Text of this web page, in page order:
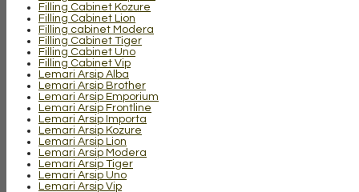
Filling Cabinet Kozure
Filling Cabinet Lion
Filling cabinet Modera
Filling Cabinet Tiger
Filling Cabinet Uno
Filling Cabinet Vip
Lemari Arsip Alba
Lemari Arsip Brother
Lemari Arsip Emporium
Lemari Arsip Frontline
Lemari Arsip Importa
Lemari Arsip Kozure
Lemari Arsip Lion
Lemari Arsip Modera
Lemari Arsip Tiger
Lemari Arsip Uno
Lemari Arsip Vip